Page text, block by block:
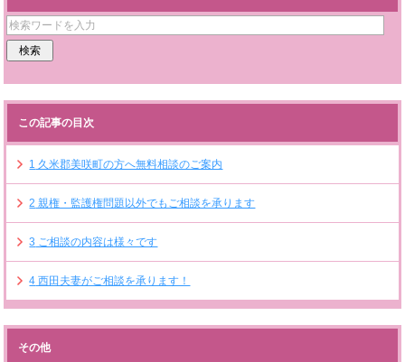
この記事の目次
1 久米郡美咲町の方へ無料相談のご案内
2 親権・監護権問題以外でもご相談を承ります
3 ご相談の内容は様々です
4 西田夫妻がご相談を承ります！
その他